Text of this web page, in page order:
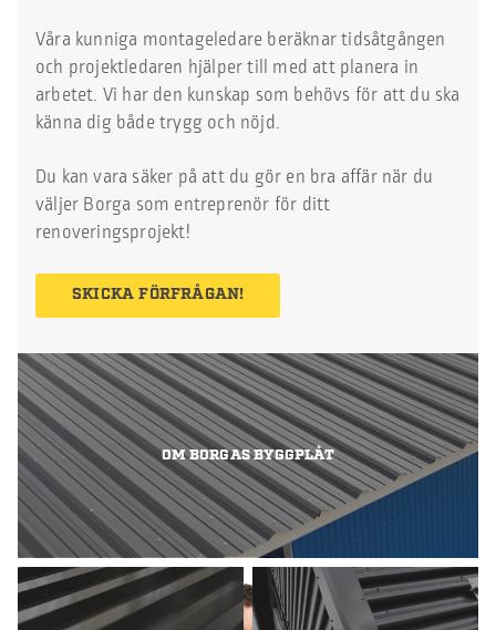
Våra kunniga montageledare beräknar tidsåtgången
och projektledaren hjälper till med att planera in
arbetet. Vi har den kunskap som behövs för att du ska
känna dig både trygg och nöjd.
Du kan vara säker på att du gör en bra affär när du
väljer Borga som entreprenör för ditt
renoveringsprojekt!
SKICKA FÖRFRÅGAN!
OM BORGAS BYGGPLÅT